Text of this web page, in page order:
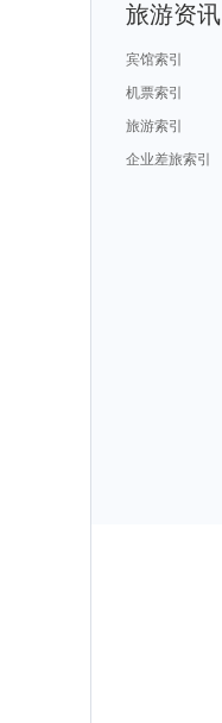
旅游资讯
宾馆索引
机票索引
旅游索引
企业差旅索引